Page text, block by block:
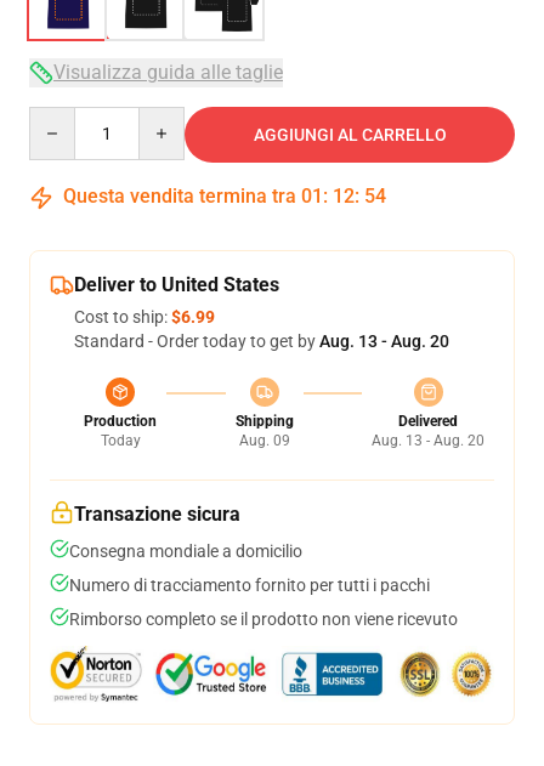
Visualizza guida alle taglie
AGGIUNGI AL CARRELLO
Questa vendita termina tra 01 : 12: 54
Deliver to United States
Cost to ship:$6.99
Standard - Order today to get byAug. 13 - Aug. 20
Production
Today
Shipping
Aug. 09
Delivered
Aug. 13 - Aug. 20
Transazione sicura
Consegna mondiale a domicilio
Numero di tracciamento fornito per tutti i pacchi
Rimborso completo se il prodotto non viene ricevuto